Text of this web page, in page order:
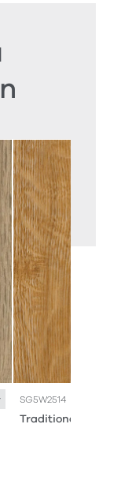
SG5W2514
Traditional Oak